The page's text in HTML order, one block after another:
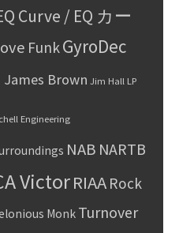
Curve / EQ カー
FunkGyroDec
James Brown Jim Hall LP
Engineering
NAB NARTB
VictorRIAA Rock
Monk Turnover